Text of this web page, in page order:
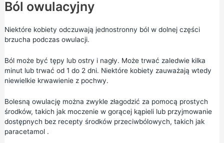
Ból owulacyjny
Niektóre kobiety odczuwają jednostronny ból w dolnej części
brzucha podczas owulacji.
Ból może być tępy lub ostry i nagły. Może trwać zaledwie kilka
minut lub trwać od 1 do 2 dni. Niektóre kobiety zauważają wtedy
niewielkie krwawienie z pochwy.
Bolesną owulację można zwykle złagodzić za pomocą prostych
środków, takich jak moczenie w gorącej kąpieli lub przyjmowanie
dostępnych bez recepty środków przeciwbólowych, takich jak
paracetamol.